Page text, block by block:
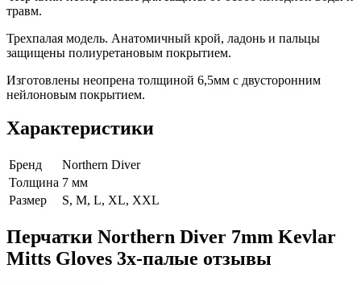
травм.
Трехпалая модель. Анатомичный крой, ладонь и пальцы
защищены полиуретановым покрытием.
Изготовлены неопрена толщиной 6,5мм с двусторонним
нейлоновым покрытием.
Характеристики
Бренд
Northern Diver
Толщина 7 мм
Размер
S, M, L, XL, XXL
Перчатки Northern Diver 7mm Kevlar
Mitts Gloves 3х-палые отзывы